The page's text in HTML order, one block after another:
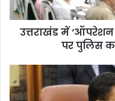
अपराधियों
पर
पुलिस
कसता
जारी
उत्तराखंड में ‘ऑपरेशन
पर पुलिस
रात